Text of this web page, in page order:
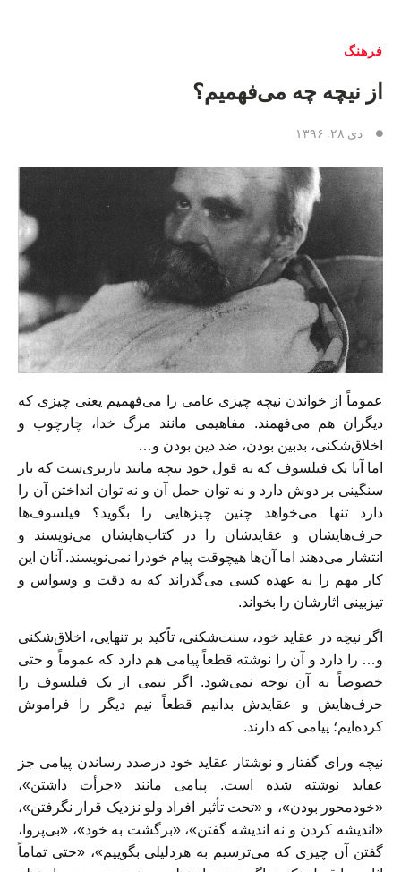
فرهنگ
از نیچه چه می‌فهمیم؟
دی ۲۸, ۱۳۹۶
عموماً از خواندن نیچه چیزی عامی را می‌فهمیم یعنی چیزی که
دیگران هم می‌فهمند. مفاهیمی مانند مرگ خدا، چارچوب و
اخلاق‌شکنی، بدبین بودن، ضد دین بودن و…
اما آیا یک فیلسوف که به قول خود نیچه مانند باربری‌ست که بار
سنگینی بر دوش دارد و نه توان حمل آن و نه توان انداختن آن را
دارد تنها می‌خواهد چنین چیزهایی را بگوید؟ فیلسوف‌ها
حرف‌هایشان و عقایدشان را در کتاب‌هایشان می‌نویسند و
انتشار می‌دهند اما آن‌ها هیچوقت پیام خودرا نمی‌نویسند. آنان این
کار مهم را به عهده کسی می‌گذراند که به دقت و وسواس و
تیزبینی اثارشان را بخواند.
اگر نیچه در عقاید خود، سنت‌شکنی، تاًکید بر تنهایی، اخلاق‌شکنی
و… را دارد و آن را نوشته قطعاً پیامی هم دارد که عموماً و حتی
خصوصاً به آن توجه نمی‌شود. اگر نیمی از یک فیلسوف را
حرف‌هایش و عقایدش بدانیم قطعاً نیم دیگر را فراموش
کرده‌ایم؛ پیامی که دارند.
نیچه ورای گفتار و نوشتار عقاید خود درصدد رساندن پیامی جز
عقاید نوشته شده است. پیامی مانند «جرأت داشتن»،
«خودمحور بودن»، و «تحت تأثیر افراد ولو نزدیک قرار نگرفتن»،
«اندیشه کردن و نه اندیشه گفتن»، «برگشت به خود»، «بی‌پروا،
گفتن آن چیزی که می‌ترسیم به هردلیلی بگوییم»، «حتی تماماً